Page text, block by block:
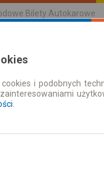
Bilety Autokarowe
Rozkład Jazdy | Bilety
i podobnych